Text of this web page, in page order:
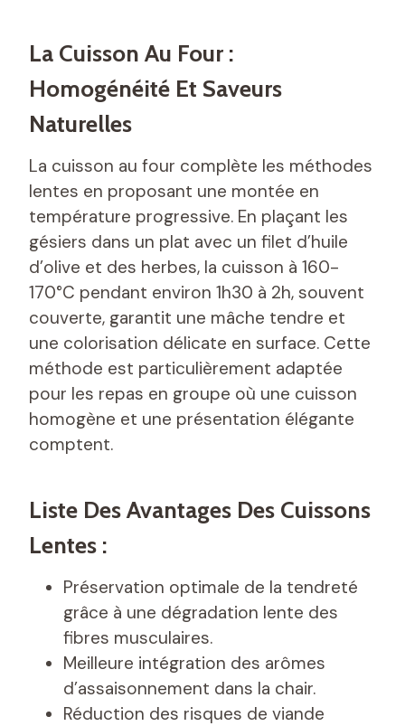
La Cuisson Au Four :
Homogénéité Et Saveurs
Naturelles
La cuisson au four complète les méthodes
lentes en proposant une montée en
température progressive. En plaçant les
gésiers dans un plat avec un filet d’huile
d’olive et des herbes, la cuisson à 160-
170°C pendant environ 1h30 à 2h, souvent
couverte, garantit une mâche tendre et
une colorisation délicate en surface. Cette
méthode est particulièrement adaptée
pour les repas en groupe où une cuisson
homogène et une présentation élégante
comptent.
Liste Des Avantages Des Cuissons
Lentes :
Préservation optimale de la tendreté
grâce à une dégradation lente des
fibres musculaires.
Meilleure intégration des arômes
d’assaisonnement dans la chair.
Réduction des risques de viande